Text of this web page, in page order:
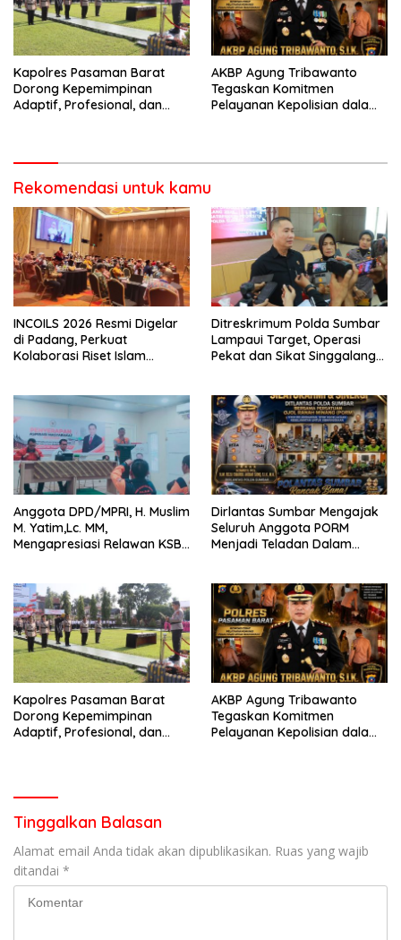
Kapolres Pasaman Barat
Dorong Kepemimpinan
Adaptif, Profesional, dan
AKBP Agung Tribawanto
Tegaskan Komitmen
Pelayanan Kepolisian dalam
Rekomendasi untuk kamu
INCOILS 2026 Resmi Digelar
di Padang, Perkuat
Kolaborasi Riset Islam
Ditreskrimum Polda Sumbar
Lampaui Target, Operasi
Pekat dan Sikat Singgalang
Anggota DPD/MPRI, H. Muslim
M. Yatim,Lc. MM,
Mengapresiasi Relawan KSB
Bencana
Dirlantas Sumbar Mengajak
Seluruh Anggota PORM
Menjadi Teladan Dalam
Perlengkapan Keselamatan
Berkendara
Kapolres Pasaman Barat
Dorong Kepemimpinan
Adaptif, Profesional, dan
AKBP Agung Tribawanto
Tegaskan Komitmen
Pelayanan Kepolisian dalam
Tinggalkan Balasan
Alamat email Anda tidak akan dipublikasikan. Ruas yang wajib
ditandai *